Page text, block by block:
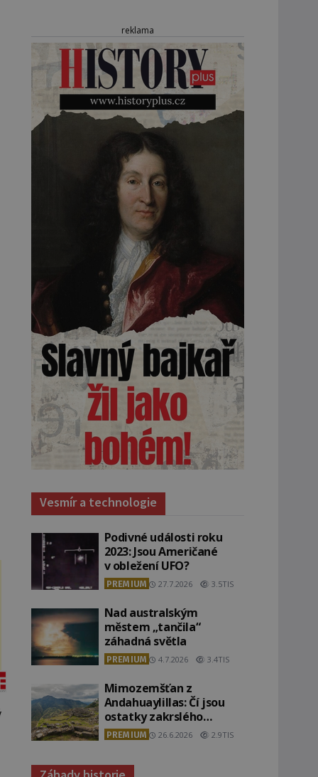
reklama
Vesmír a technologie
Podivné události roku
2023: Jsou Američané
v obležení UFO?
PREMIUM 27.7.2026 3.5TIS
Nad australským
městem „tančila“
záhadná světla
PREMIUM 4.7.2026 3.4TIS
Mimozemšťan z
Andahuaylillas: Čí jsou
ostatky zakrslého
stvoření s ohromnou
lebkou?
PREMIUM 26.6.2026 2.9TIS